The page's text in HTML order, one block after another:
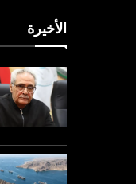
الأخيرة